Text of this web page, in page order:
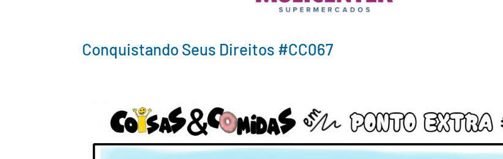
Conquistando Seus Direitos #CC067